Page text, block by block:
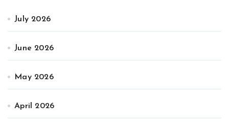
July 2026
June 2026
May 2026
April 2026